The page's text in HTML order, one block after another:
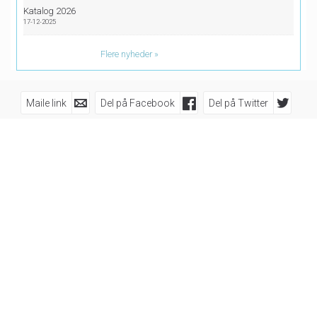
Katalog 2026
17-12-2025
Flere nyheder
Maile link Del på Facebook Del på Twitter